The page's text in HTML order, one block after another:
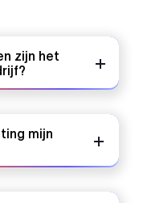
zijn het
mijn